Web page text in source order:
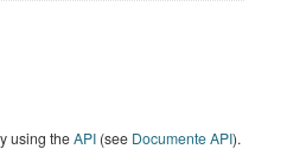
using theAPI (see Documente API).